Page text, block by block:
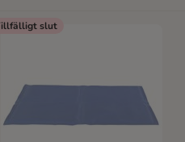
slut